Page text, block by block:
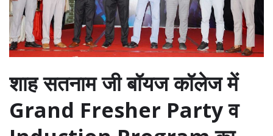
शाह सतनाम जी बॉयज कॉलेज में
Grand Fresher Party व